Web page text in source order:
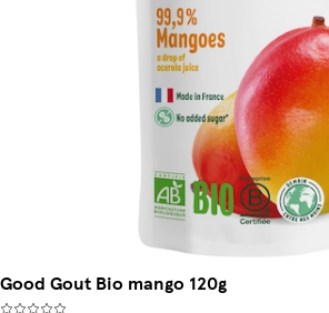
Good Gout Bio mango 120g